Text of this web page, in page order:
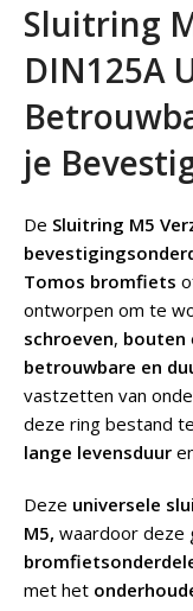
Sluitring
DIN125A
je
De Sluitring M5
Tomos bromfiets
ontworpen om te
schroeven, bouten
betrouwbare en
vastzetten van
deze ring bestand
lange levensduur
Deze universele
M5, waardoor deze
met het